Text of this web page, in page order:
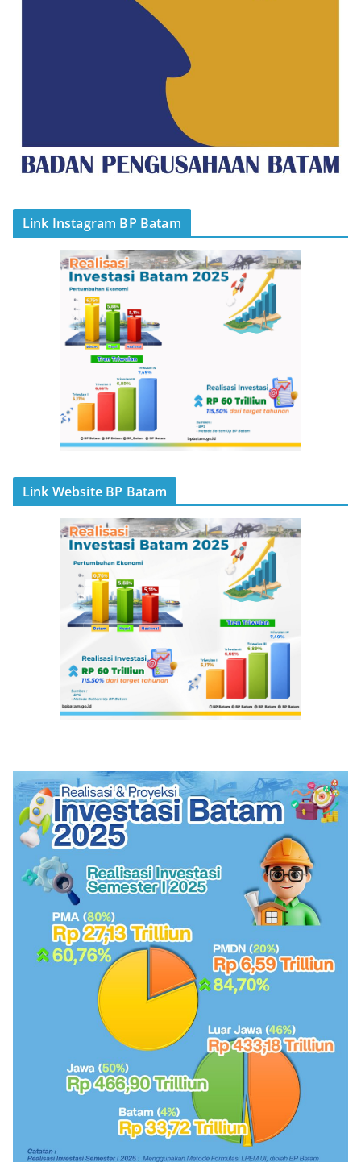
Link Instagram BP Batam
Link Website BP Batam